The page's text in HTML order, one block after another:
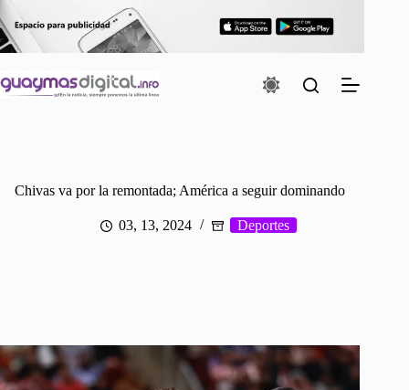
al
contenido
Chivas va por la remontada; América a seguir dominando
03, 13, 2024 Deportes